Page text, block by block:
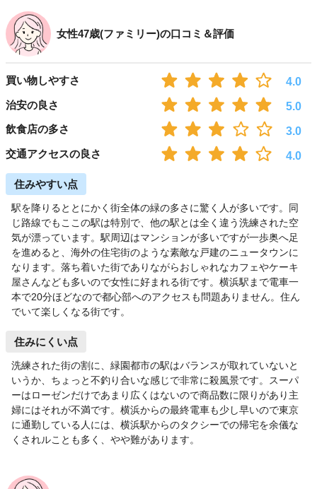
女性47歳(ファミリー)の口コミ＆評価
買い物しやすさ
4.0
治安の良さ
5.0
飲食店の多さ
3.0
交通アクセスの良さ
4.0
住みやすい点
駅を降りるととにかく街全体の緑の多さに驚く人が多いです。同
じ路線でもここの駅は特別で、他の駅とは全く違う洗練された空
気が漂っています。駅周辺はマンションが多いですが一歩奥へ足
を進めると、海外の住宅街のような素敵な戸建のニュータウンに
なります。落ち着いた街でありながらおしゃれなカフェやケーキ
屋さんなども多いので女性に好まれる街です。横浜駅まで電車一
本で20分ほどなので都心部へのアクセスも問題ありません。住ん
でいて楽しくなる街です。
住みにくい点
洗練された街の割に、緑園都市の駅はバランスが取れていないと
いうか、ちょっと不釣り合いな感じで非常に殺風景です。スーパ
ーはローゼンだけであまり広くはないので商品数に限りがあり主
婦にはそれが不満です。横浜からの最終電車も少し早いので東京
に通勤している人には、横浜駅からのタクシーでの帰宅を余儀な
くされルことも多く、やや難があります。